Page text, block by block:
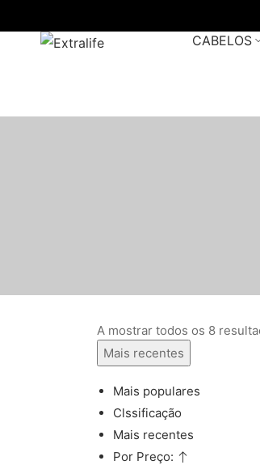
CABELOS
A mostrar todos os 8
Mais recentes
Mais populares
Clssificação
Mais recentes
Por Preço: